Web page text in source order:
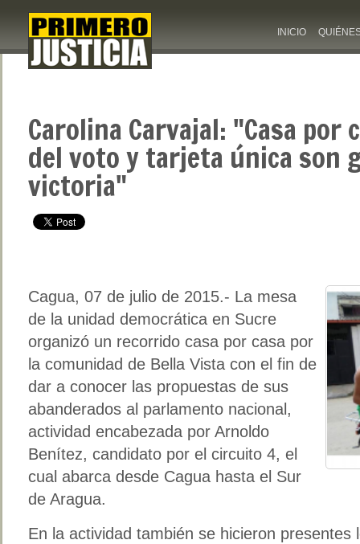
INICIO
Carolina Carvajal: "Casa por
del voto y tarjeta única son
victoria"
Cagua, 07 de julio de 2015.- La mesa
de la unidad democrática en Sucre
organizó un recorrido casa por casa por
la comunidad de Bella Vista con el fin de
dar a conocer las propuestas de sus
abanderados al parlamento nacional,
actividad encabezada por Arnoldo
Benítez, candidato por el circuito 4, el
cual abarca desde Cagua hasta el Sur
de Aragua.
En la actividad también se hicieron presentes